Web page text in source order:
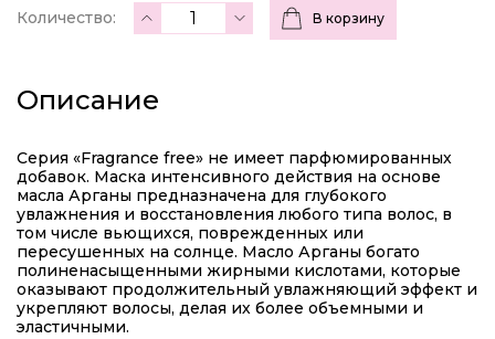
Количество: В корзину
Описание
Серия «Fragrance free» не имеет парфюмированных
добавок. Маска интенсивного действия на основе
масла Арганы предназначена для глубокого
увлажнения и восстановления любого типа волос, в
том числе вьющихся, поврежденных или
пересушенных на солнце. Масло Арганы богато
полиненасыщенными жирными кислотами, которые
оказывают продолжительный увлажняющий эффект и
укрепляют волосы, делая их более объемными и
эластичными.